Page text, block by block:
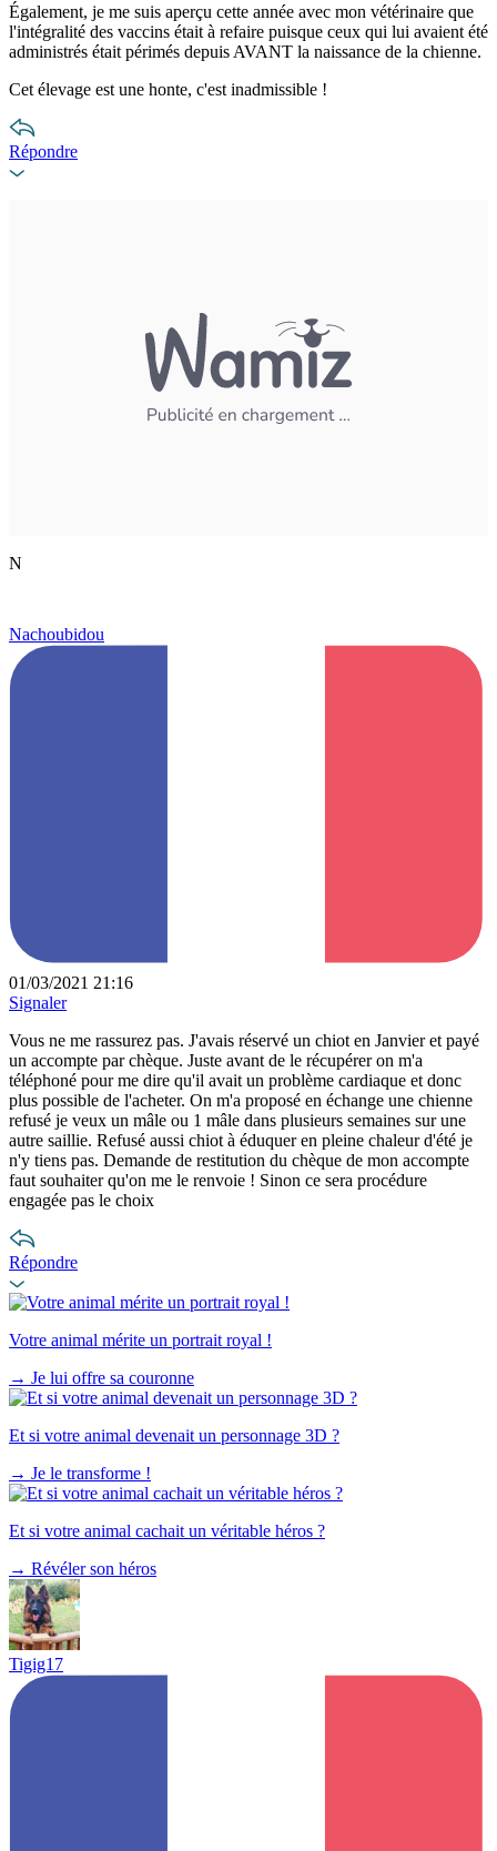
Également, je me suis aperçu cette année avec mon vétérinaire que
l'intégralité des vaccins était à refaire puisque ceux qui lui avaient été
administrés était périmés depuis AVANT la naissance de la chienne.
Cet élevage est une honte, c'est inadmissible !
Répondre
N
Nachoubidou
01/03/2021 21:16
Signaler
Vous ne me rassurez pas. J'avais réservé un chiot en Janvier et payé
un accompte par chèque. Juste avant de le récupérer on m'a
téléphoné pour me dire qu'il avait un problème cardiaque et donc
plus possible de l'acheter. On m'a proposé en échange une chienne
refusé je veux un mâle ou 1 mâle dans plusieurs semaines sur une
autre saillie. Refusé aussi chiot à éduquer en pleine chaleur d'été je
n'y tiens pas. Demande de restitution du chèque de mon accompte
faut souhaiter qu'on me le renvoie ! Sinon ce sera procédure
engagée pas le choix
Répondre
Votre animal mérite un portrait royal !
→ Je lui offre sa couronne
Et si votre animal devenait un personnage 3D ?
→ Je le transforme !
Et si votre animal cachait un véritable héros ?
→ Révéler son héros
Tigig17